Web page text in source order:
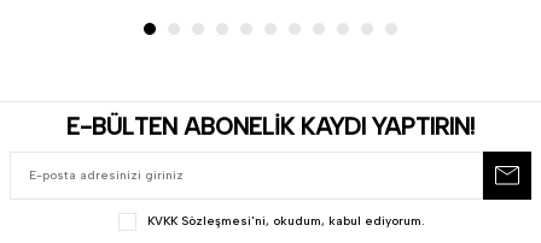
E-BÜLTEN ABONELİK KAYDI YAPTIRIN!
KVKK Sözleşmesi'ni, okudum, kabul ediyorum.